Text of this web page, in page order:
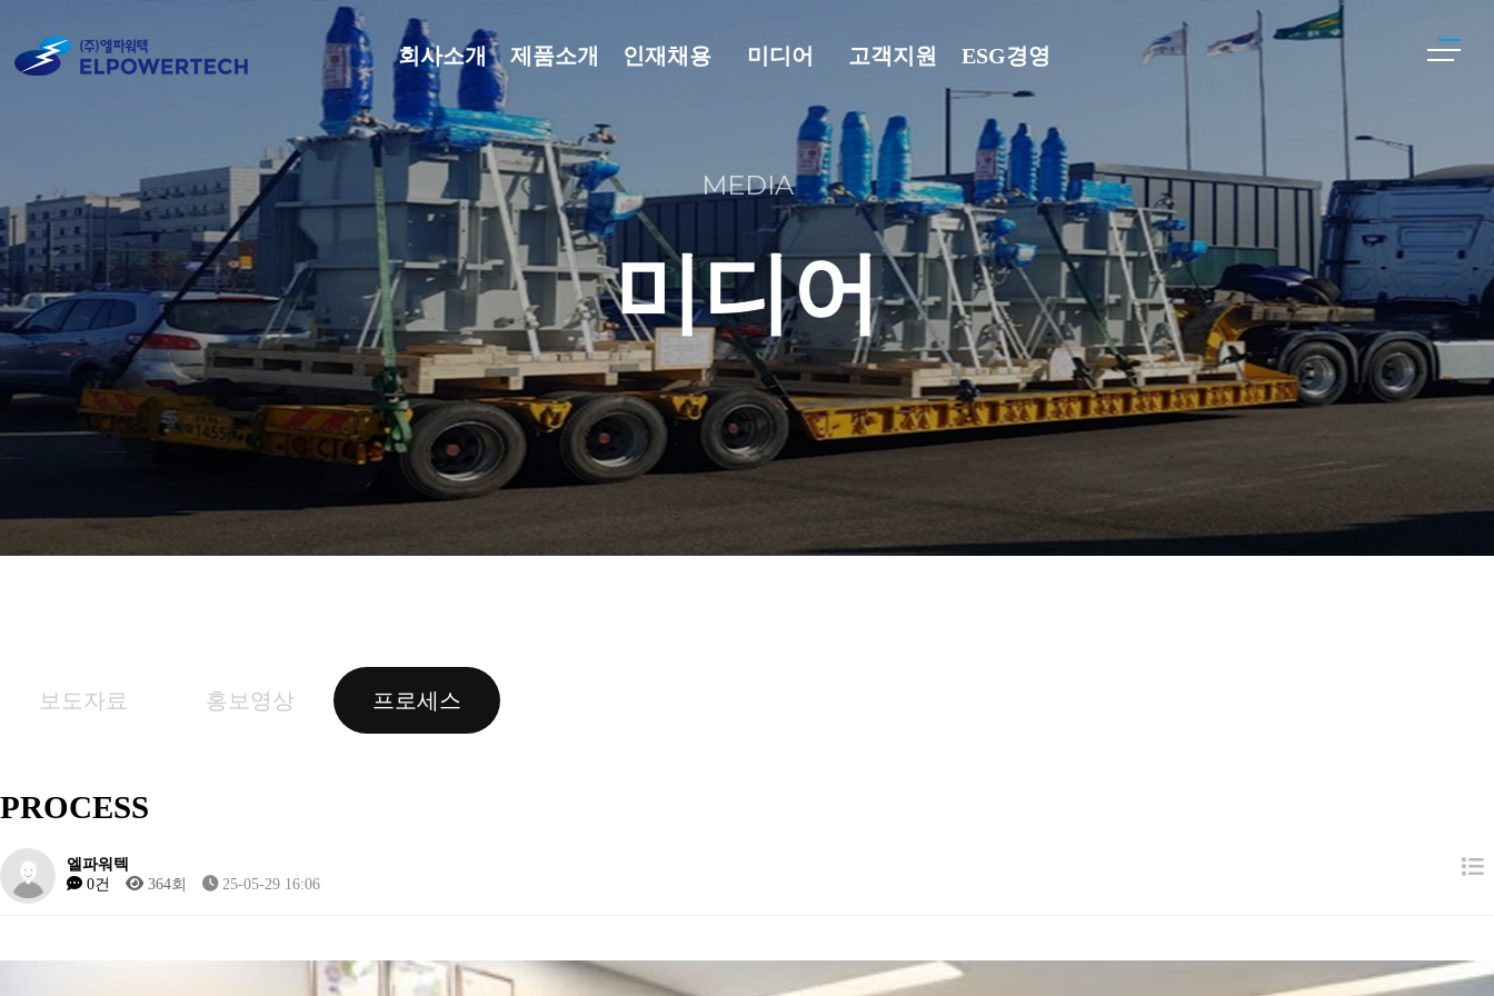
회사소개
회사개요
경영방침
ESG
연혁
인증현황
CI
사업장안내
제품소개
생산능력
생산제품
인재채용
직무소개
채용절차
채용공고
채용FAQ
복리후생
지원서 접
수
미디어
보도자료
홍보영상
프로세스
고객지원
고객지원
ESG경영
환경경영
사회적 책
임
지배구조
윤리경영
품질경영
MEDIA
미디어
보도자료 홍보영상 프로세스
PROCESS
엘파워텍
0건
364회 25-05-29 16:06